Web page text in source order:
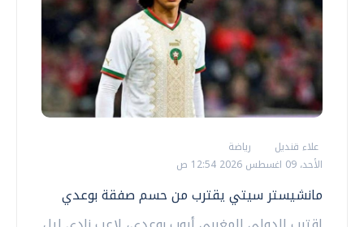
علاء قنديل
رياضة
الأحد، 09 اغسطس 2026 12:54 ص
مانشيستر سيتي يقترب من حسم صفقة بوعدي